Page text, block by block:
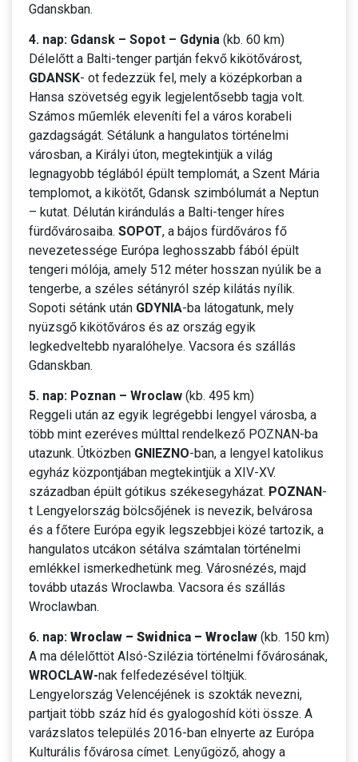
Gdanskban.
4. nap: Gdansk – Sopot – Gdynia (kb. 60 km)
Délelőtt a Balti-tenger partján fekvő kikötővárost,
GDANSK- ot fedezzük fel, mely a középkorban a
Hansa szövetség egyik legjelentősebb tagja volt.
Számos műemlék eleveníti fel a város korabeli
gazdagságát. Sétálunk a hangulatos történelmi
városban, a Királyi úton, megtekintjük a világ
legnagyobb téglából épült templomát, a Szent Mária
templomot, a kikötőt, Gdansk szimbólumát a Neptun
– kutat. Délután kirándulás a Balti-tenger híres
fürdővárosaiba. SOPOT, a bájos fürdőváros fő
nevezetessége Európa leghosszabb fából épült
tengeri mólója, amely 512 méter hosszan nyúlik be a
tengerbe, a széles sétányról szép kilátás nyílik.
Sopoti sétánk után GDYNIA-ba látogatunk, mely
nyüzsgő kikötőváros és az ország egyik
legkedveltebb nyaralóhelye. Vacsora és szállás
Gdanskban.
5. nap: Poznan – Wroclaw (kb. 495 km)
Reggeli után az egyik legrégebbi lengyel városba, a
több mint ezeréves múlttal rendelkező POZNAN-ba
utazunk. Útközben GNIEZNO-ban, a lengyel katolikus
egyház központjában megtekintjük a XIV-XV.
században épült gótikus székesegyházat. POZNAN -
t Lengyelország bölcsőjének is nevezik, belvárosa
és a főtere Európa egyik legszebbjei közé tartozik, a
hangulatos utcákon sétálva számtalan történelmi
emlékkel ismerkedhetünk meg. Városnézés, majd
tovább utazás Wroclawba. Vacsora és szállás
Wroclawban.
6. nap: Wroclaw – Swidnica – Wroclaw (kb. 150 km)
A ma délelőttöt Alsó-Szilézia történelmi fővárosának,
WROCLAW-nak felfedezésével töltjük.
Lengyelország Velencéjének is szokták nevezni,
partjait több száz híd és gyalogoshíd köti össze. A
varázslatos település 2016-ban elnyerte az Európa
Kulturális fővárosa címet. Lenyűgöző, ahogy a